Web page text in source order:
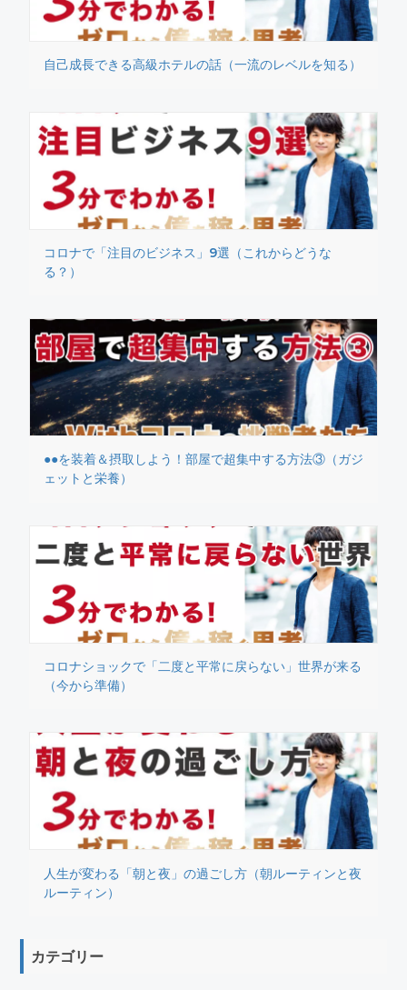
自己成長できる高級ホテルの話（一流のレベルを知る）
コロナで「注目のビジネス」9選（これからどうな
る？）
●●を装着＆摂取しよう！部屋で超集中する方法③（ガジ
ェットと栄養）
コロナショックで「二度と平常に戻らない」世界が来る
（今から準備）
人生が変わる「朝と夜」の過ごし方（朝ルーティンと夜
ルーティン）
カテゴリー